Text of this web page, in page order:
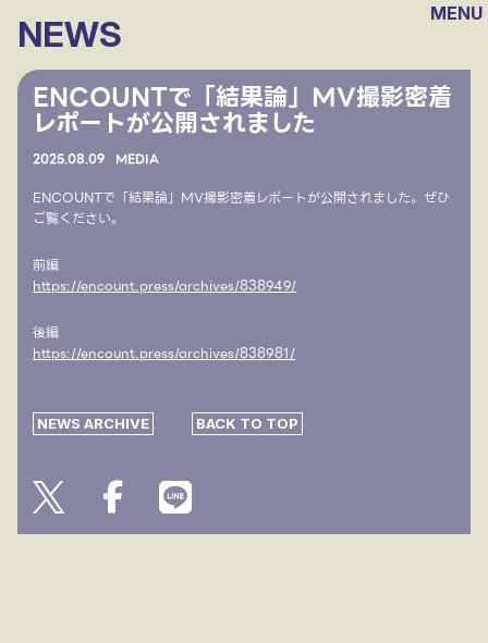
MENU
NEWS
ENCOUNTで「結果論」MV撮影密着
レポートが公開されました
2025.08.09 MEDIA
ENCOUNTで「結果論」MV撮影密着レポートが公開されました。ぜひ
ご覧ください。
前編
https://encount.press/archives/838949/
後編
https://encount.press/archives/838981/
NEWS ARCHIVE BACK TO TOP